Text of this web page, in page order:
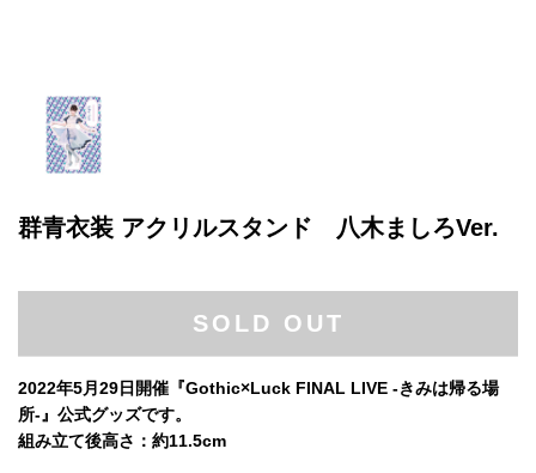
群青衣装 アクリルスタンド 八木ましろVer.
SOLD OUT
2022年5月29日開催『Gothic×Luck FINAL LIVE -きみは帰る場
所-』公式グッズです。
組み立て後高さ：約11.5cm